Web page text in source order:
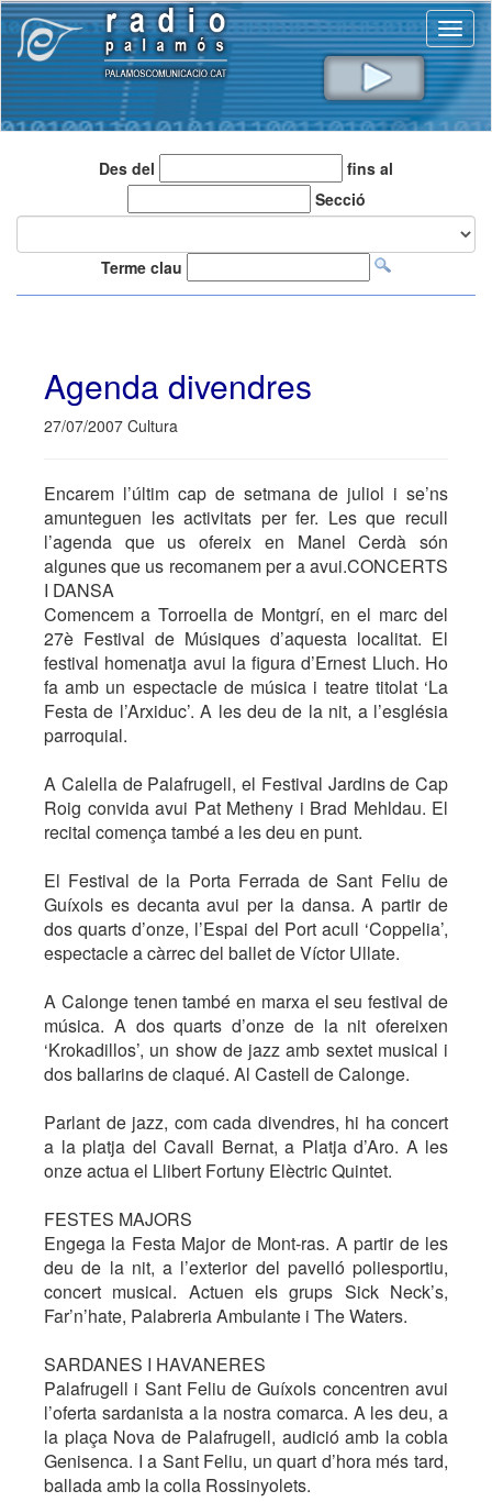
Des del
fins al
Secció
Terme clau
Agenda divendres
27/07/2007 Cultura
Encarem l’últim cap de setmana de juliol i se’ns
amunteguen les activitats per fer. Les que recull
l’agenda que us ofereix en Manel Cerdà són
algunes que us recomanem per a avui.CONCERTS
I DANSA
Comencem a Torroella de Montgrí, en el marc del
27è Festival de Músiques d’aquesta localitat. El
festival homenatja avui la figura d’Ernest Lluch. Ho
fa amb un espectacle de música i teatre titolat ‘La
Festa de l’Arxiduc’. A les deu de la nit, a l’església
parroquial.
A Calella de Palafrugell, el Festival Jardins de Cap
Roig convida avui Pat Metheny i Brad Mehldau. El
recital comença també a les deu en punt.
El Festival de la Porta Ferrada de Sant Feliu de
Guíxols es decanta avui per la dansa. A partir de
dos quarts d’onze, l’Espai del Port acull ‘Coppelia’,
espectacle a càrrec del ballet de Víctor Ullate.
A Calonge tenen també en marxa el seu festival de
música. A dos quarts d’onze de la nit ofereixen
‘Krokadillos’, un show de jazz amb sextet musical i
dos ballarins de claqué. Al Castell de Calonge.
Parlant de jazz, com cada divendres, hi ha concert
a la platja del Cavall Bernat, a Platja d’Aro. A les
onze actua el Llibert Fortuny Elèctric Quintet.
FESTES MAJORS
Engega la Festa Major de Mont-ras. A partir de les
deu de la nit, a l’exterior del pavelló poliesportiu,
concert musical. Actuen els grups Sick Neck’s,
Far’n’hate, Palabreria Ambulante i The Waters.
SARDANES I HAVANERES
Palafrugell i Sant Feliu de Guíxols concentren avui
l’oferta sardanista a la nostra comarca. A les deu, a
la plaça Nova de Palafrugell, audició amb la cobla
Genisenca. I a Sant Feliu, un quart d’hora més tard,
ballada amb la colla Rossinyolets.